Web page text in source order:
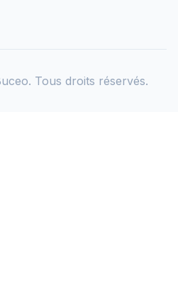
Tous droits réservés.